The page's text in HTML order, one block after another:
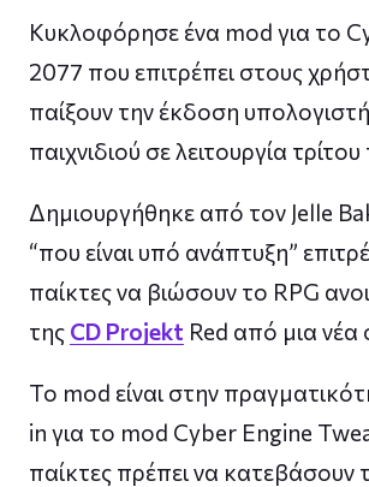
Κυκλοφόρησε ένα mod για το
2077 που επιτρέπει στους
παίξουν την έκδοση
παιχνιδιού σε λειτουργία
Δημιουργήθηκε από τον Jelle
“που είναι υπό ανάπτυξη”
παίκτες να βιώσουν το RPG
της CD Projekt Red από μια νέα
Το mod είναι στην
in για το mod Cyber ​​Engine
παίκτες πρέπει να κατεβάσουν